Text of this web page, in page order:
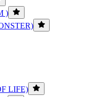
)
LIFE)